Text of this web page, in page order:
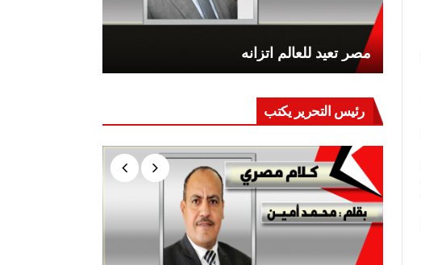
مصر تعيد للعالم اتزانه
رئيس التحرير يكتب